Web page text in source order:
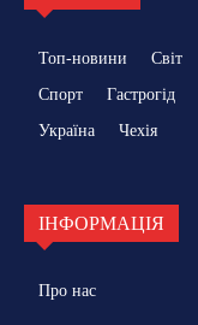
Топ-новини Світ
Спорт
Гастрогід
Україна
Чехія
ІНФОРМАЦІЯ
Про нас